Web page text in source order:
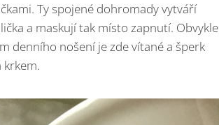
Ty spojené dohromady vytváří
a maskují tak místo zapnutí. Obvykle
denního nošení je zde vítané a šperk
krkem.